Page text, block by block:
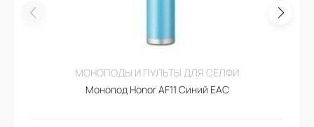
МОНОПОДЫ И ПУЛЬТЫ ДЛЯ СЕЛФИ
Монопод Honor AF11 Синий EAC